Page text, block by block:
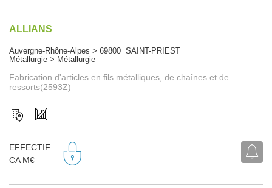
ALLIANS
Auvergne-Rhône-Alpes > 69800 SAINT-PRIEST
Métallurgie > Métallurgie
Fabrication d'articles en fils métalliques, de chaînes et de
ressorts(2593Z)
EFFECTIF
CA M€